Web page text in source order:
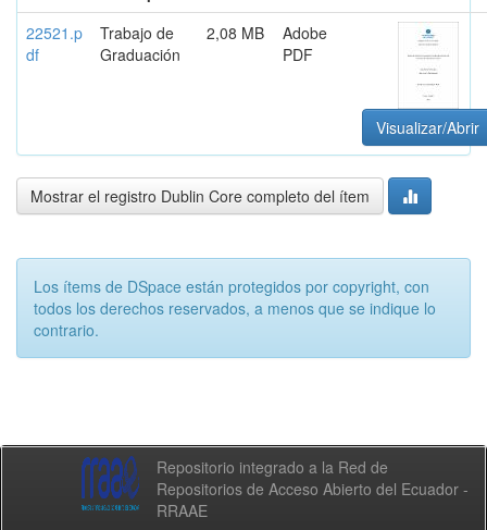
22521.p
df
Trabajo de
Graduación
2,08 MB
Adobe
PDF
Visualizar/Abrir
Mostrar el registro Dublin Core completo del ítem
Los ítems de DSpace están protegidos por copyright, con
todos los derechos reservados, a menos que se indique lo
contrario.
Repositorio integrado a la Red de
Repositorios de Acceso Abierto del Ecuador -
RRAAE